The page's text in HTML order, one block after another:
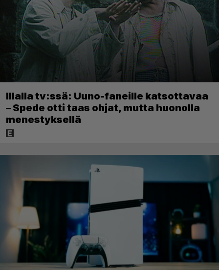
Illalla tv:ssä: Uuno-faneille katsottavaa
– Spede otti taas ohjat, mutta huonolla
menestyksellä